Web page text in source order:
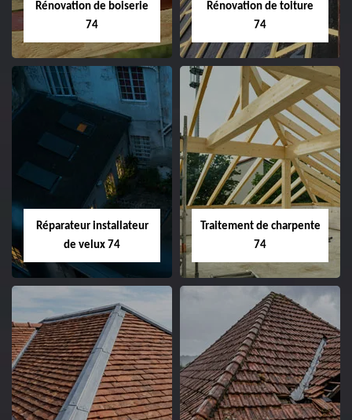
Rénovation de boiserie
74
Rénovation de toiture
74
Réparateur installateur
de velux 74
Traitement de charpente
74